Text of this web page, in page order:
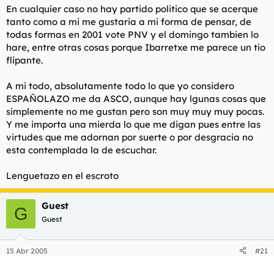
En cualquier caso no hay partido politico que se acerque
tanto como a mi me gustaria a mi forma de pensar, de
todas formas en 2001 vote PNV y el domingo tambien lo
hare, entre otras cosas porque Ibarretxe me parece un tio
flipante.
A mi todo, absolutamente todo lo que yo considero
ESPAÑOLAZO me da ASCO, aunque hay lgunas cosas que
simplemente no me gustan pero son muy muy muy pocas.
Y me importa una mierda lo que me digan pues entre las
virtudes que me adornan por suerte o por desgracia no
esta contemplada la de escuchar.
Lenguetazo en el escroto
G Guest
Guest
15 Abr 2005 #21